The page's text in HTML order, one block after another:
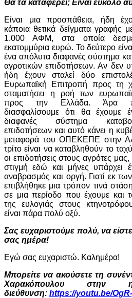
Θα τα καταφέρει; Είναι εύκολο
Είναι μια προσπάθεια, ήδη
κάποια θετικά δείγματα γραφής
1.000 ΑΦΜ, στα οποία
εκατομμύρια ευρώ. Το δεύτερο
ένα απόλυτα διαφανές σύστημα
αγροτικών επιδοτήσεων. Αν δεν
ήδη έχουν σταλεί δύο
Ευρωπαϊκή Επιτροπή προς τη
σταματήσει η ροή των
προς την Ελλάδα. Άρα
διασφαλίσουμε ότι θα έχουμε
διαφανές σύστημα
επιδοτήσεων και αυτό κάνει η
μεταφορά του ΟΠΕΚΕΠΕ στην
τρίτο είναι να καταβληθούν το
οι επιδοτήσεις στους αγρότες μας,
στιγμή εδώ και μήνες υπάρχει
αναβρασμός και οργή. Γιατί εκ
επιβλήθηκε μια τρόπον τινά
σε μια περίοδο που έχουμε και
της ευλογιάς στους
είναι πάρα πολύ οξύ.
Σας ευχαριστούμε πολύ, να
σας ημέρα!
Εγώ σας ευχαριστώ. Καλημέρα!
Μπορείτε να ακούσετε τη
Χαρακόπουλου στην
διεύθυνση: https://youtu.be/